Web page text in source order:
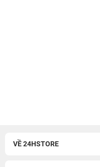
VỀ 24HSTORE